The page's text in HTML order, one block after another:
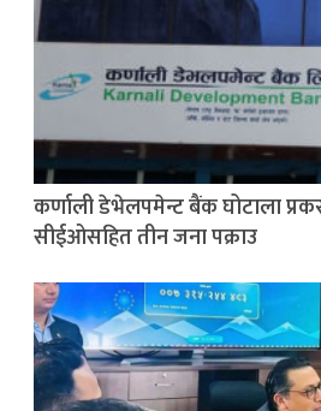
कर्णाली डेभेलपमेन्ट बैंक घोटाला
सीईओसहित तीन जना पक्राउ